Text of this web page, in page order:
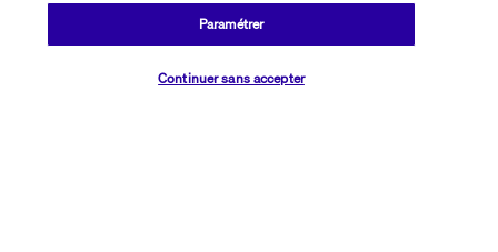
Depuis l’étranger et les DROM-COM
(Prix d’un appel international)
Paramétrer
Continuer sans accepter